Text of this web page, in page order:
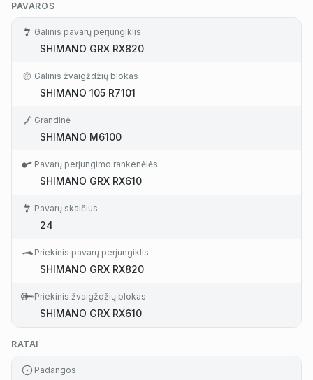
PAVAROS
Galinis pavarų perjungiklis
SHIMANO GRX RX820
Galinis žvaigždžių blokas
SHIMANO 105 R7101
Grandinė
SHIMANO M6100
Pavarų perjungimo rankenėlės
SHIMANO GRX RX610
Pavarų skaičius
24
Priekinis pavarų perjungiklis
SHIMANO GRX RX820
Priekinis žvaigždžių blokas
SHIMANO GRX RX610
RATAI
Padangos